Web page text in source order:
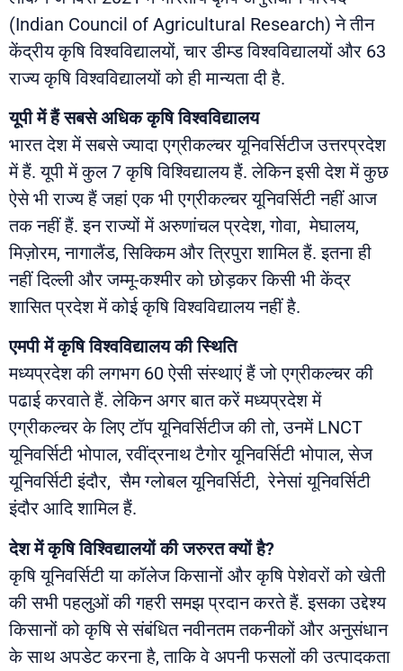
(Indian Council of Agricultural Research) ने तीन
केंद्रीय कृषि विश्वविद्यालयों, चार डीम्ड विश्वविद्यालयों और 63
राज्य कृषि विश्वविद्यालयों को ही मान्यता दी है.
यूपी में हैं सबसे अधिक कृषि विश्वविद्यालय
भारत देश में सबसे ज्यादा एग्रीकल्चर यूनिवर्सिटीज उत्तरप्रदेश
में हैं. यूपी में कुल 7 कृषि विश्विद्यालय हैं. लेकिन इसी देश में कुछ
ऐसे भी राज्य हैं जहां एक भी एग्रीकल्चर यूनिवर्सिटी नहीं आज
तक नहीं हैं. इन राज्यों में अरुणांचल प्रदेश, गोवा, मेघालय,
मिज़ोरम, नागालैंड, सिक्किम और त्रिपुरा शामिल हैं. इतना ही
नहीं दिल्ली और जम्मू-कश्मीर को छोड़कर किसी भी केंद्र
शासित प्रदेश में कोई कृषि विश्वविद्यालय नहीं है.
एमपी में कृषि विश्वविद्यालय की स्थिति
मध्यप्रदेश की लगभग 60 ऐसी संस्थाएं हैं जो एग्रीकल्चर की
पढाई करवाते हैं. लेकिन अगर बात करें मध्यप्रदेश में
एग्रीकल्चर के लिए टॉप यूनिवर्सिटीज की तो, उनमें LNCT
यूनिवर्सिटी भोपाल, रवींद्रनाथ टैगोर यूनिवर्सिटी भोपाल, सेज
यूनिवर्सिटी इंदौर, सैम ग्लोबल यूनिवर्सिटी, रेनेसां यूनिवर्सिटी
इंदौर आदि शामिल हैं.
देश में कृषि विश्विद्यालयों की जरुरत क्यों है?
कृषि यूनिवर्सिटी या कॉलेज किसानों और कृषि पेशेवरों को खेती
की सभी पहलुओं की गहरी समझ प्रदान करते हैं. इसका उद्देश्य
किसानों को कृषि से संबंधित नवीनतम तकनीकों और अनुसंधान
के साथ अपडेट करना है, ताकि वे अपनी फसलों की उत्पादकता